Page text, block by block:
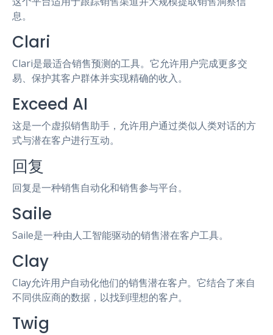
息。
Clari
Clari是最适合销售预测的工具。它允许用户完成更多交
易、保护其客户群体并实现精确的收入。
Exceed AI
这是一个虚拟销售助手，允许用户通过类似人类对话的方
式与潜在客户进行互动。
回复
回复是一种销售自动化和销售参与平台。
Saile
Saile是一种由人工智能驱动的销售潜在客户工具。
Clay
Clay允许用户自动化他们的销售潜在客户。它结合了来自
不同供应商的数据，以找到理想的客户。
Twig